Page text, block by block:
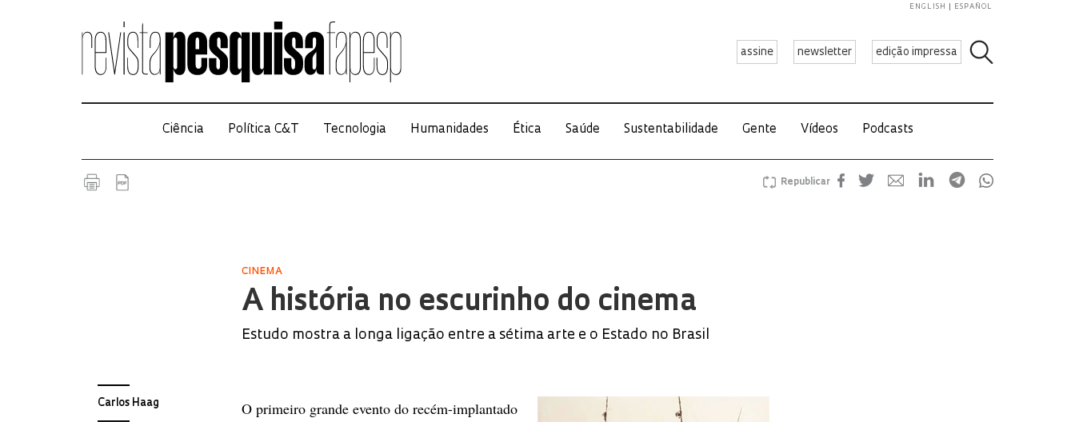
assine newsletter edição impressa
ENGLISH ESPAÑOL
Ciência Política C&T Tecnologia Humanidades Ética Saúde Sustentabilidade Gente Vídeos Podcasts
Republicar
CINEMA
A história no escurinho do cinema
Estudo mostra a longa ligação entre a sétima arte e o Estado no Brasil
Carlos Haag
O primeiro grande evento do recém-implantado